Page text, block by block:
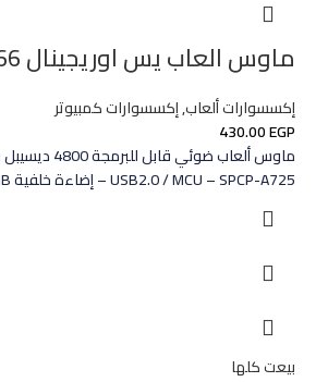
ماوس العاب يس اوريجينال GX66
إكسسوارات ألعاب,إكسسوارات كمبيوتر
430.00EGP
ماوس ألعاب ضوئي
USB2.0 / MCU – SPCP-A725 – إضاءة خلفية RGB قيد
بيعت كلها